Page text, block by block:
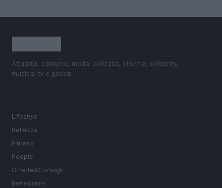
Attualità, costume, moda, bellezza, cinema, celebrity,
musica, tv e gossip.
Lifestyle
Bellezza
Fitness
People
Offerte&Consigli
Benessere